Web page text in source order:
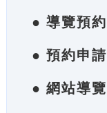
● 導覽預約
● 預約申請
● 網站導覽